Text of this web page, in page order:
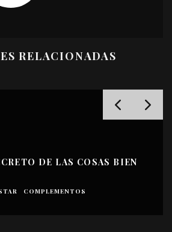
RELACIONADAS
DE LAS COSAS BIEN
COMPLEMENTOS